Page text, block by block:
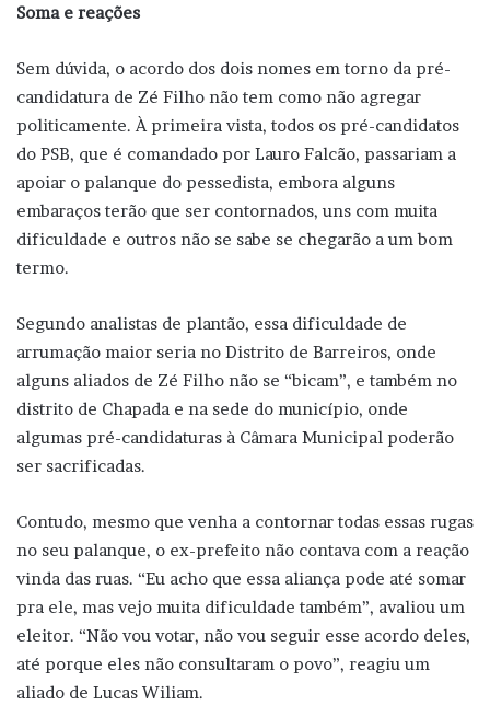
Soma e reações
Sem dúvida, o acordo dos dois nomes em torno da pré-
candidatura de Zé Filho não tem como não agregar
politicamente. À primeira vista, todos os pré-candidatos
do PSB, que é comandado por Lauro Falcão, passariam a
apoiar o palanque do pessedista, embora alguns
embaraços terão que ser contornados, uns com muita
dificuldade e outros não se sabe se chegarão a um bom
termo.
Segundo analistas de plantão, essa dificuldade de
arrumação maior seria no Distrito de Barreiros, onde
alguns aliados de Zé Filho não se “bicam”, e também no
distrito de Chapada e na sede do município, onde
algumas pré-candidaturas à Câmara Municipal poderão
ser sacrificadas.
Contudo, mesmo que venha a contornar todas essas rugas
no seu palanque, o ex-prefeito não contava com a reação
vinda das ruas. “Eu acho que essa aliança pode até somar
pra ele, mas vejo muita dificuldade também”, avaliou um
eleitor. “Não vou votar, não vou seguir esse acordo deles,
até porque eles não consultaram o povo”, reagiu um
aliado de Lucas Wiliam.